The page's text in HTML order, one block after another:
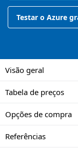
Testar o Azure
Visão geral
Tabela de preços
Opções de compra
Referências